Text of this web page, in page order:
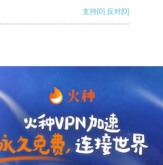
支持[0] 反对[0]
支持 [0] 反对 [0]